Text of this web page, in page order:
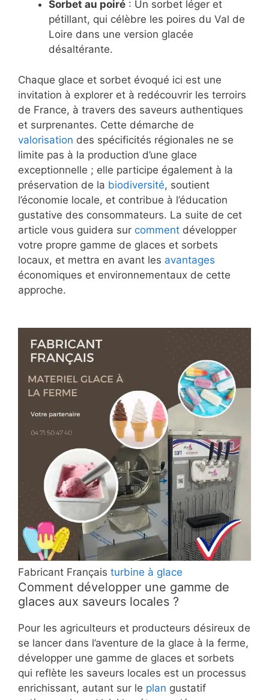
Sorbet au poiré : Un sorbet léger et
pétillant, qui célèbre les poires du Val de
Loire dans une version glacée
désaltérante.
Chaque glace et sorbet évoqué ici est une
invitation à explorer et à redécouvrir les terroirs
de France, à travers des saveurs authentiques
et surprenantes. Cette démarche de
valorisation des spécificités régionales ne se
limite pas à la production d’une glace
exceptionnelle ; elle participe également à la
préservation de la biodiversité, soutient
l’économie locale, et contribue à l’éducation
gustative des consommateurs. La suite de cet
article vous guidera sur comment développer
votre propre gamme de glaces et sorbets
locaux, et mettra en avant les avantages
économiques et environnementaux de cette
approche.
Fabricant Français turbine à glace
Comment développer une gamme de
glaces aux saveurs locales ?
Pour les agriculteurs et producteurs désireux de
se lancer dans l’aventure de la glace à la ferme,
développer une gamme de glaces et sorbets
qui reflète les saveurs locales est un processus
enrichissant, autant sur le plan gustatif